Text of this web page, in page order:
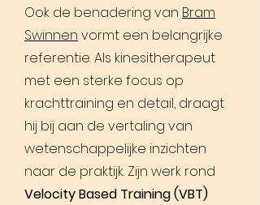
Ook de benadering van Bram
Swinnen vormt een belangrijke
referentie. Als kinesitherapeut
met een sterke focus op
krachttraining en detail, draagt
hij bij aan de vertaling van
wetenschappelijke inzichten
naar de praktijk. Zijn werk rond
Velocity Based Training (VBT)